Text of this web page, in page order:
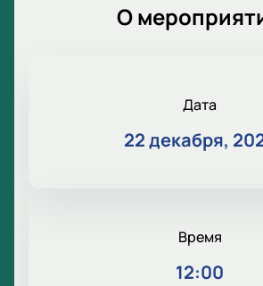
О
Дата
22 декабря,
Время
12:00